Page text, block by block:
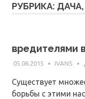
РУБРИКА:
вредителями
05.06.2015 IVANS
Существует
борьбы с этими